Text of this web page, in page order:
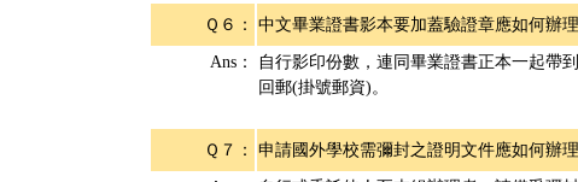
Ｑ６： 中文畢業證書影本要加蓋驗證章應如何辦
Ans：
自行影印份數，連同畢業證書正本一起帶
回郵(掛號郵資)。
Ｑ７： 申請國外學校需彌封之證明文件應如何辦